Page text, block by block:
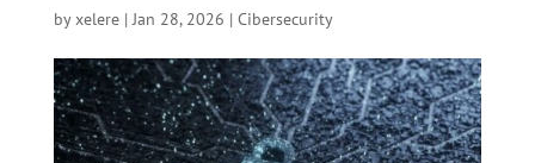
byxelere|Jan 28, 2026 | Cibersecurity